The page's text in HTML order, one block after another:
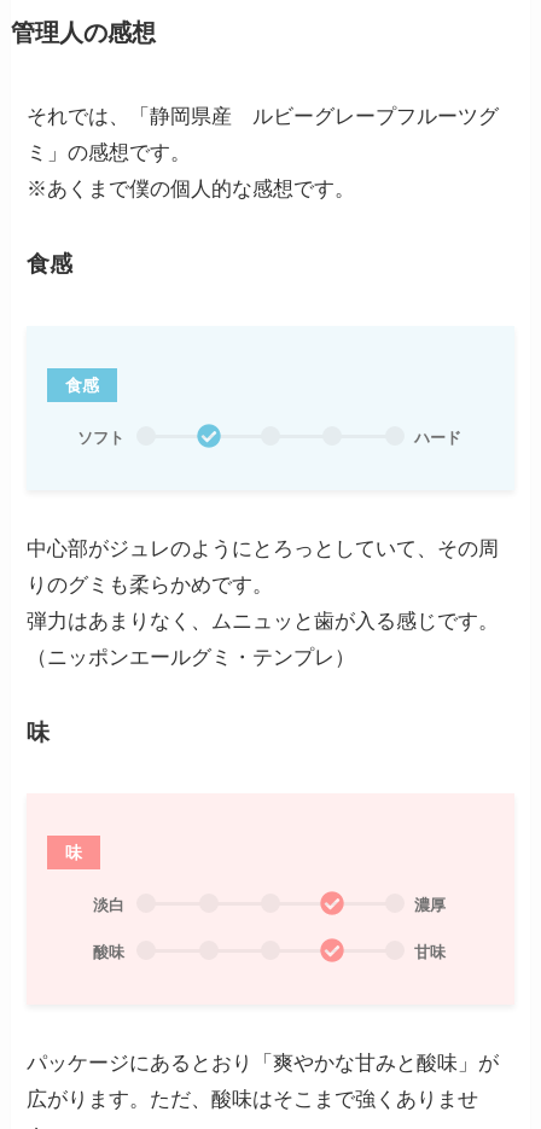
管理人の感想
それでは、「静岡県産 ルビーグレープフルーツグ
ミ」の感想です。
※あくまで僕の個人的な感想です。
食感
食感
ソフト ハード
中心部がジュレのようにとろっとしていて、その周
りのグミも柔らかめです。
弾力はあまりなく、ムニュッと歯が入る感じです。
（ニッポンエールグミ・テンプレ）
味
味
淡白 濃厚
酸味 甘味
パッケージにあるとおり「爽やかな甘みと酸味」が
広がります。ただ、酸味はそこまで強くありませ